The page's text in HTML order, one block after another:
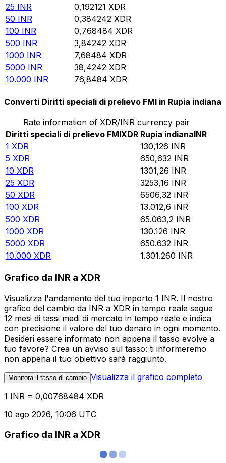
25 INR 0,192121 XDR
50 INR 0,384242 XDR
100 INR 0,768484 XDR
500 INR 3,84242 XDR
1000 INR 7,68484 XDR
5000 INR 38,4242 XDR
10.000 INR 76,8484 XDR
Converti Diritti speciali di prelievo FMI in Rupia indiana
Rate information of XDR/INR currency pair
Diritti speciali di prelievo FMIXDR Rupia indianaINR
1 XDR 130,126 INR
5 XDR 650,632 INR
10 XDR 1301,26 INR
25 XDR 3253,16 INR
50 XDR 6506,32 INR
100 XDR 13.012,6 INR
500 XDR 65.063,2 INR
1000 XDR 130.126 INR
5000 XDR 650.632 INR
10.000 XDR 1.301.260 INR
Grafico da INR a XDR
Visualizza l'andamento del tuo importo 1 INR. Il nostro
grafico del cambio da INR a XDR in tempo reale segue
12 mesi di tassi medi di mercato in tempo reale e indica
con precisione il valore del tuo denaro in ogni momento.
Desideri essere informato non appena il tasso evolve a
tuo favore? Crea un avviso sul tasso: ti informeremo
non appena il tuo obiettivo sarà raggiunto.
Monitora il tasso di cambio Visualizza il grafico completo
1 INR = 0,00768484 XDR
10 ago 2026, 10:06 UTC
Grafico da INR a XDR